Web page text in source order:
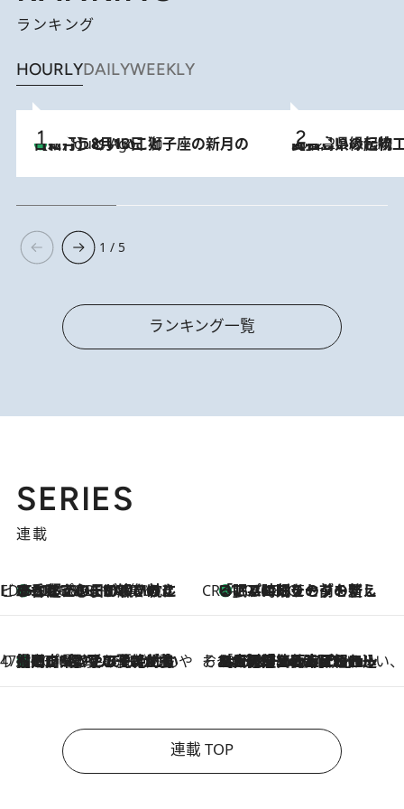
ランキング
HOURLYDAILYWEEKLY
3 Hours Ago
【新月】8月13日 獅子座の新月の日に行うといいこと 2022.2.8
【福島県の伝統工芸品】 見た目も愛らしい縁起物 「起き上がり小法師」
1 / 5
ランキング一覧
SERIES
連載
ビューティいいもの集め EDITORS' BEST
2026.8.10
35℃超えの日の夜、枕にひと吹き！ BAUMのルームスプレーが、ひのきの香りで心まで解きほぐす CREA'S CHOICE
2026.8.10
「眠る時刻をセットする」——眠りの前を整える、バルミューダの新しいアプローチ
47都道府県の手みやげ ひんやりスイーツで夏を満喫
2026.8.10
【岡山県】この夏絶対食べたい 冷やしておいしいおやつ3選 フルーツが主役のプリンやアイスが勢揃い そおだよおこの関西おいしい、おやつ紀行
2026.8.9
［大阪府箕面市］一皿一皿目の前で仕上げられる、料理を巧みに組み込んだアシェットデセールコース「ミチル アシェット デセール（Michiru assiette dessert）」
連載 TOP